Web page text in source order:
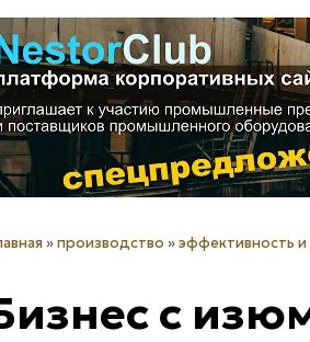
»производство »эффективность
с